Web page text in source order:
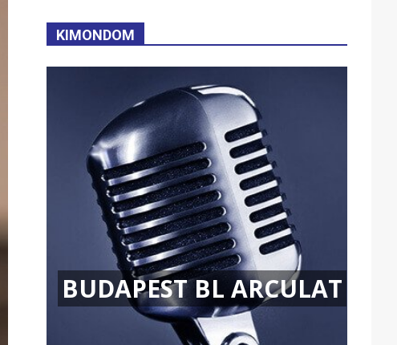
KIMONDOM
BUDAPEST BL ARCULAT